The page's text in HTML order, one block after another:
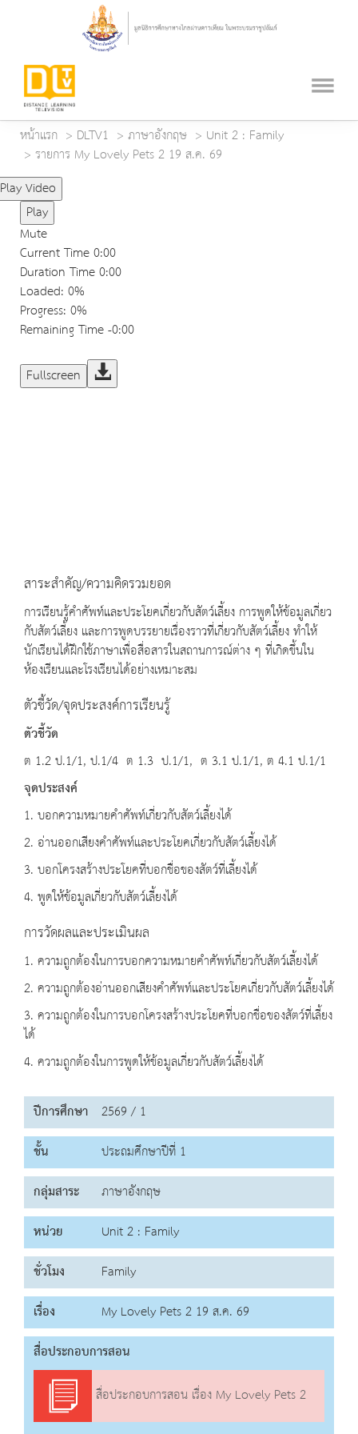
หน้าแรก DLTV1 ภาษาอังกฤษ
Unit 2 : Family
รายการ My Lovely Pets 2 19 ส.ค. 69
Play Video
Play
Mute
Current Time0:00
Duration Time0:00
Loaded: 0%
Progress: 0%
Remaining Time-0:00
Fullscreen
สาระสำคัญ/ความคิดรวมยอด
การเรียนรู้คำศัพท์และประโยคเกี่ยวกับสัตว์เลี้ยง การพูดให้ข้อมูลเกี่ยว
กับสัตว์เลี้ยง และการพูดบรรยายเรื่องราวที่เกี่ยวกับสัตว์เลี้ยง ทำให้
นักเรียนได้ฝึกใช้ภาษาเพื่อสื่อสารในสถานการณ์ต่าง ๆ ที่เกิดขึ้นใน
ห้องเรียนและโรงเรียนได้อย่างเหมาะสม
ตัวชี้วัด/จุดประสงค์การเรียนรู้
ตัวชี้วัด
ต 1.2 ป.1/1, ป.1/4 ต 1.3 ป.1/1, ต 3.1 ป.1/1, ต 4.1 ป.1/1
จุดประสงค์
1. บอกความหมายคำศัพท์เกี่ยวกับสัตว์เลี้ยงได้
2. อ่านออกเสียงคำศัพท์และประโยคเกี่ยวกับสัตว์เลี้ยงได้
3. บอกโครงสร้างประโยคที่บอกชื่อของสัตว์ที่เลี้ยงได้
4. พูดให้ข้อมูลเกี่ยวกับสัตว์เลี้ยงได้
การวัดผลและประเมินผล
1. ความถูกต้องในการบอกความหมายคำศัพท์เกี่ยวกับสัตว์เลี้ยงได้
2. ความถูกต้องอ่านออกเสียงคำศัพท์และประโยคเกี่ยวกับสัตว์เลี้ยงได้
3. ความถูกต้องในการบอกโครงสร้างประโยคที่บอกชื่อของสัตว์ที่เลี้ยง
ได้
4. ความถูกต้องในการพูดให้ข้อมูลเกี่ยวกับสัตว์เลี้ยงได้
ปีการศึกษา 2569 / 1
ชั้น
ประถมศึกษาปีที่ 1
กลุ่มสาระ
ภาษาอังกฤษ
หน่วย
Unit 2 : Family
ชั่วโมง
Family
เรื่อง
My Lovely Pets 2 19 ส.ค. 69
สื่อประกอบการสอน
สื่อประกอบการสอน เรื่อง My Lovely Pets 2